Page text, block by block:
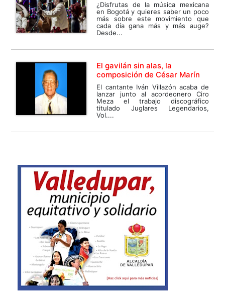
¿Disfrutas de la música mexicana
en Bogotá y quieres saber un poco
más sobre este movimiento que
cada día gana más y más auge?
Desde...
El gavilán sin alas, la
composición de César Marín
El cantante Iván Villazón acaba de
lanzar junto al acordeonero Ciro
Meza el trabajo discográfico
titulado Juglares Legendarios,
Vol....